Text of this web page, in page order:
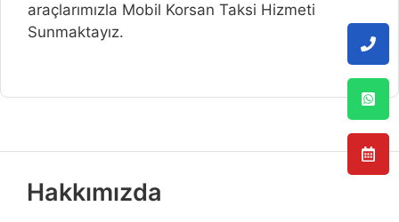
araçlarımızla Mobil Korsan Taksi Hizmeti
Sunmaktayız.
Hakkımızda